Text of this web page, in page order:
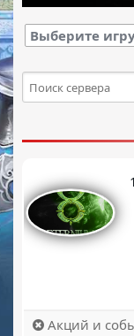
Выберите
1
Акций и